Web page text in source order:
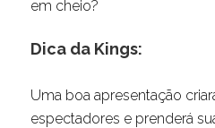
em cheio?
Dica da Kings:
Uma boa apresentação
espectadores e prenderá